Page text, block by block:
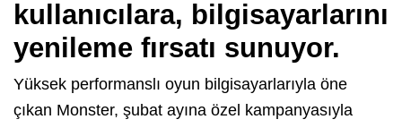
kullanıcılara, bilgisayarlarını
yenileme fırsatı sunuyor.
Yüksek performanslı oyun bilgisayarlarıyla öne
çıkan Monster, şubat ayına özel kampanyasıyla